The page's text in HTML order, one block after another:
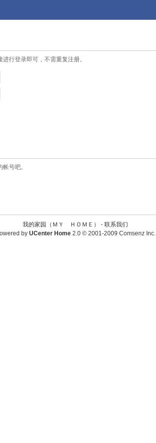
行登录即可，不需重复注册。
号吧。
我的家园（ＭＹ ＨＯＭＥ） - 联系我们
by UCenter Home 2.0© 2001-2009 Comsenz Inc.